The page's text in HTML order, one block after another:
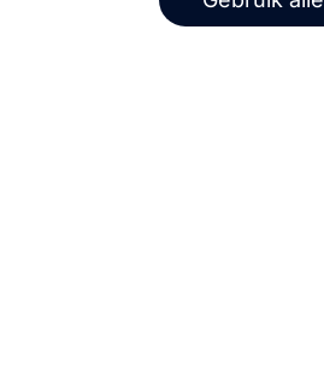
+31 (0)20 520 61 90